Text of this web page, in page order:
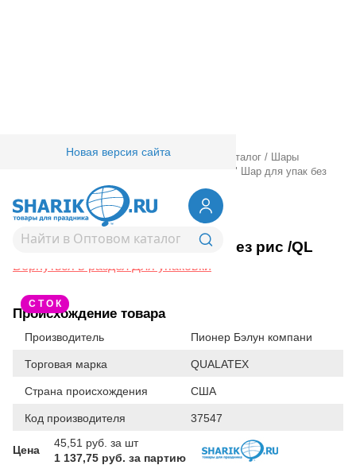
Новая версия сайта
Товары для праздника/ Оптовый каталог /
Шары
18" Шар для упак без
1108-019418" Шар для упак без рис /QL
Вернуться в раздел Для упаковки
С Т О К
Происхождение товара
Производитель Пионер Бэлун компани
Торговая марка QUALATEX
Страна происхождения США
Код производителя 37547
Цена
45,51 руб. за шт
1 137,75 руб. за партию